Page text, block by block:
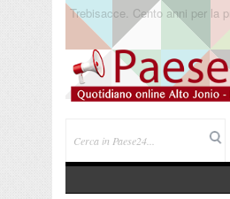
Trebisacce. Chiude